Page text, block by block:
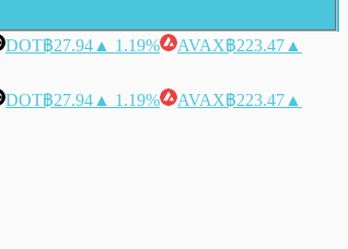
DOT฿27.94 ▲ 1.19% AVAX฿223.47 ▲
DOT฿27.94 ▲ 1.19% AVAX฿223.47 ▲